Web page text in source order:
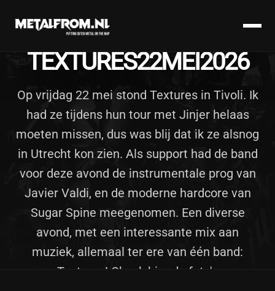
TERUG NAAR GALERIJ
TEXTURES22MEI2026
Op vrijdag 22 mei stond Textures in Tivoli. Ik
had ze tijdens hun tour met Jinjer helaas
moeten missen, dus was blij dat ik ze alsnog
in Utrecht kon zien. Als support had de band
voor deze avond de instrumentale prog van
Javier Valdi, en de moderne hardcore van
Sugar Spine meegenomen. Een diverse
avond, met een interessante mix aan
muziek, allemaal ter ere van één band:
Textures! Check hier de foto's